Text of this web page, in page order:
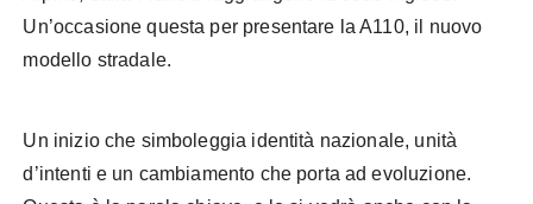
Un’occasione questa per presentare la A110, il nuovo
modello stradale.
Un inizio che simboleggia identità nazionale, unità
d’intenti e un cambiamento che porta ad evoluzione.